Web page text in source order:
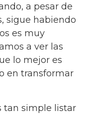
a pesar de
sigue habiendo
es muy
a ver las
lo mejor es
en transformar
tan simple listar